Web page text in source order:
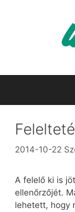
2014-10-22
A felelő ki is
ellenőrzőjét.
lehetett, hogy